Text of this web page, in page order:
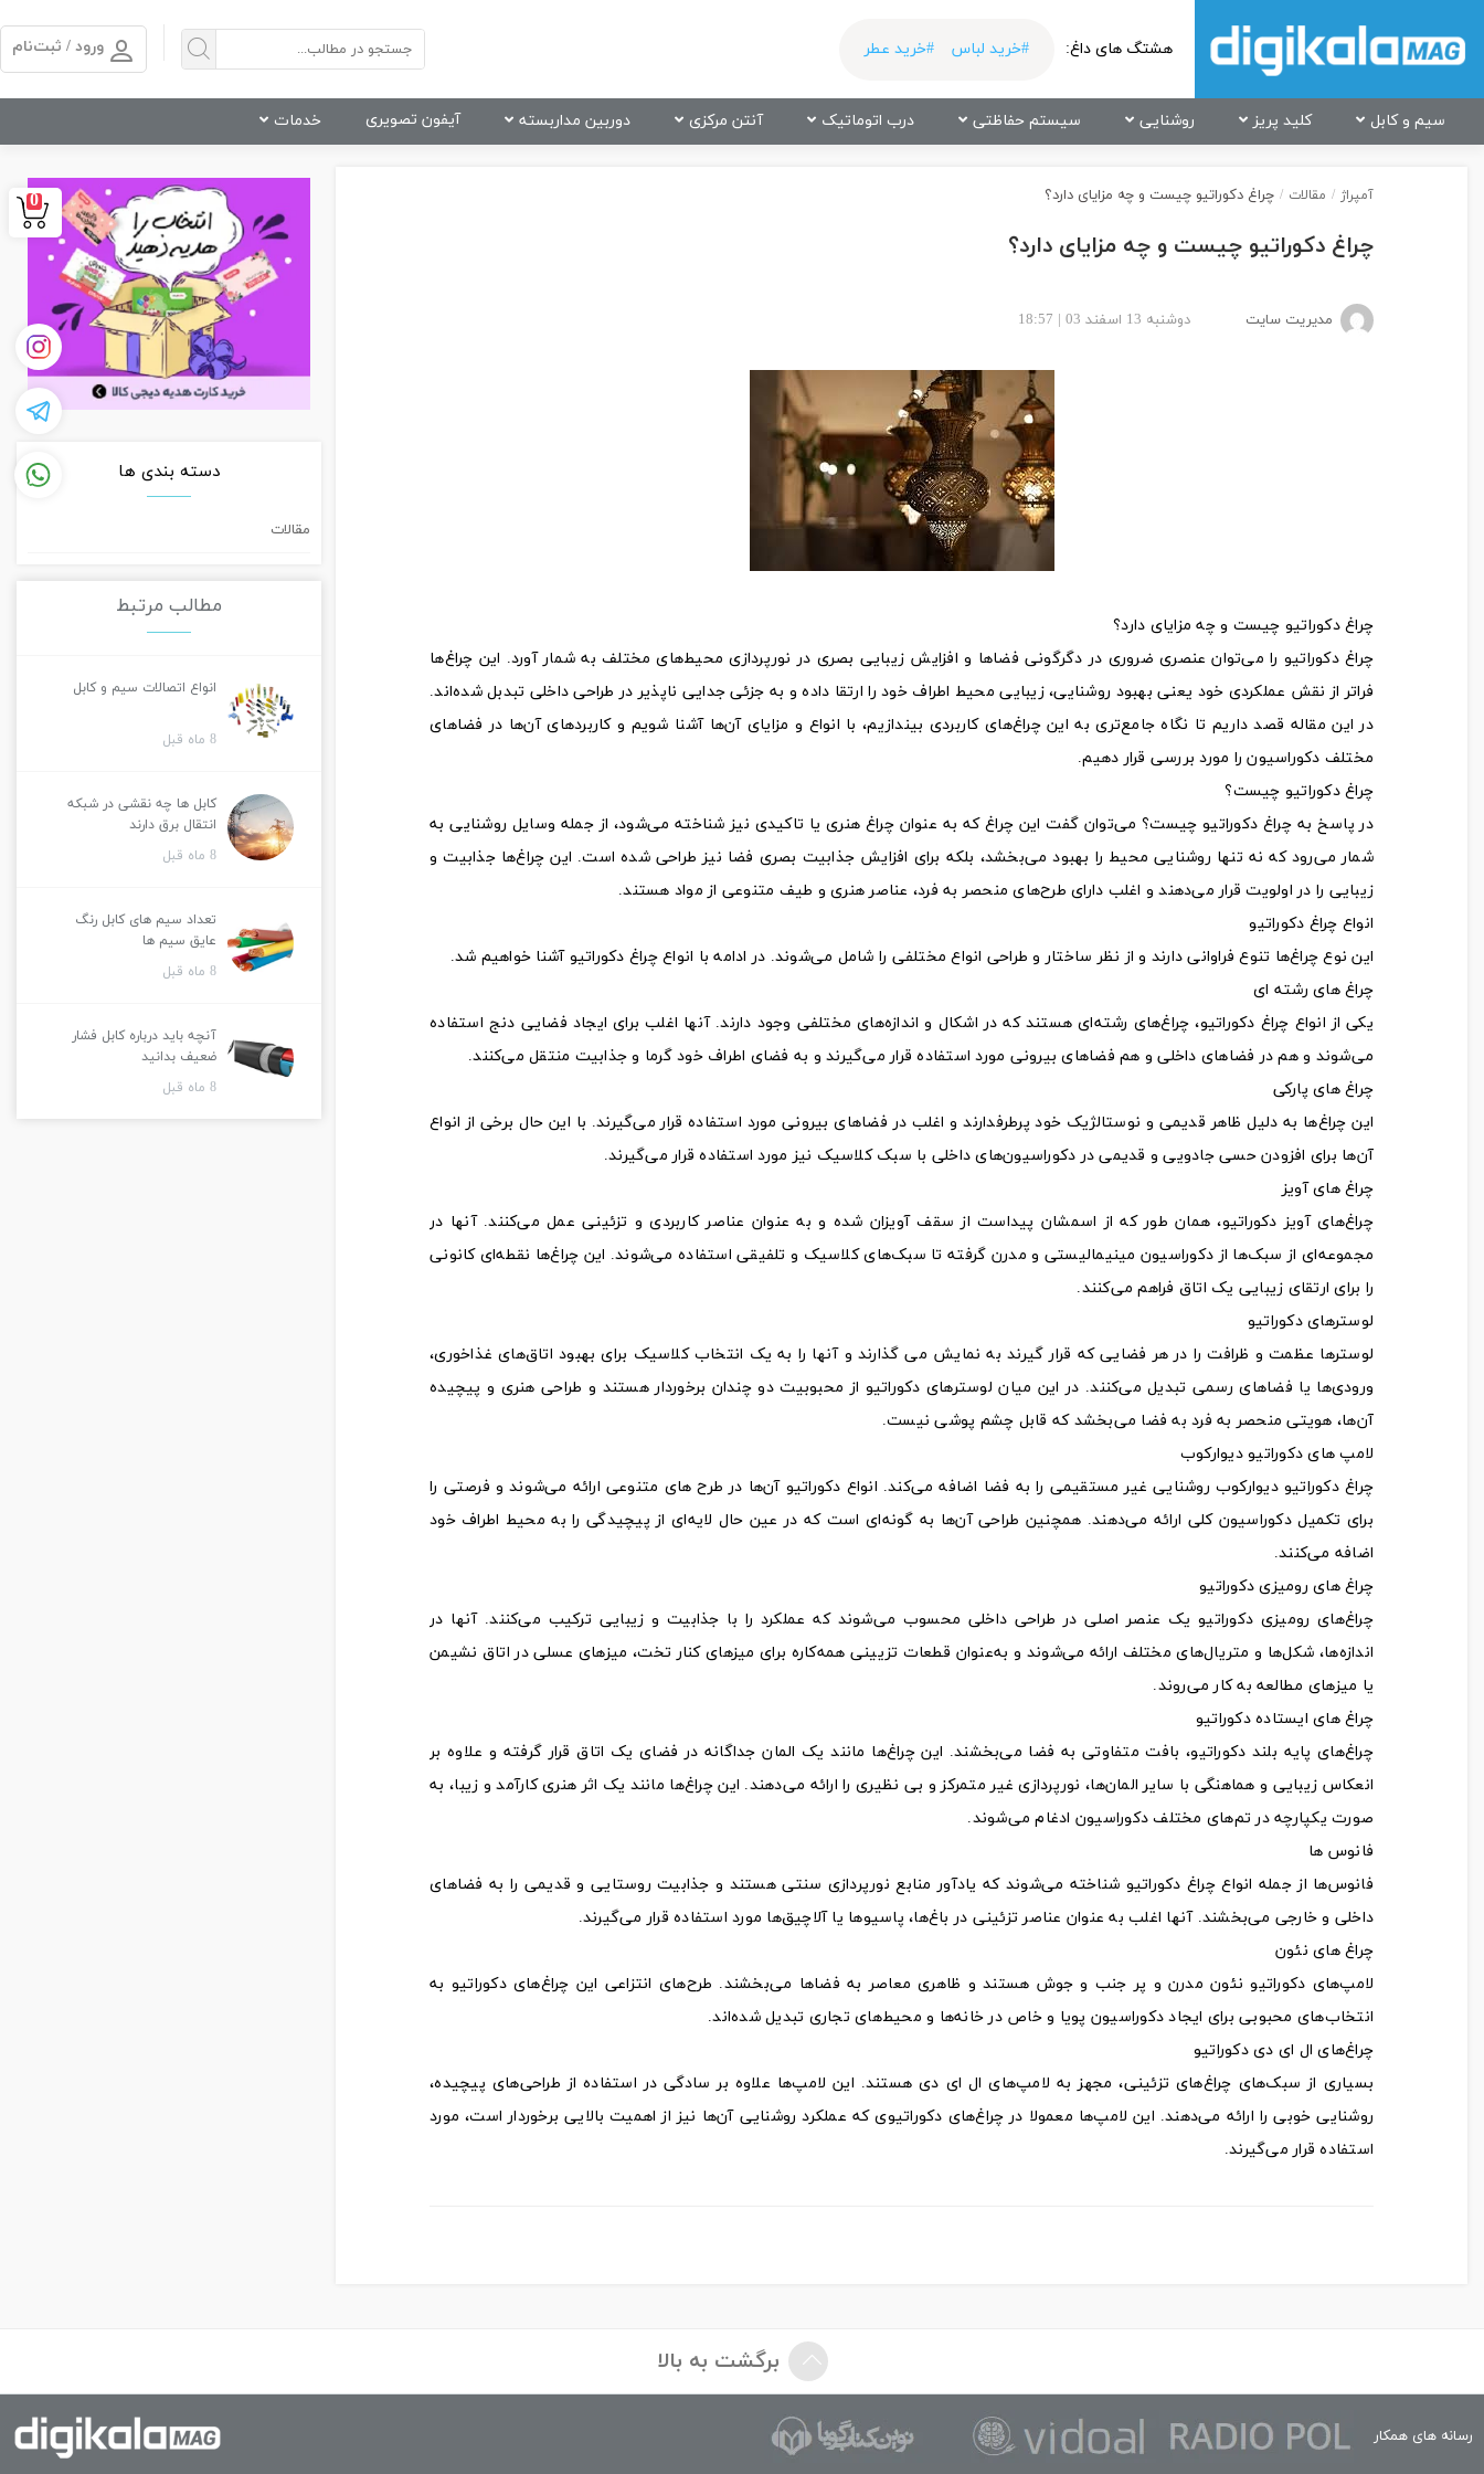
هشتگ های داغ: #خرید لباس #خرید عطر ورود / ثبت‌نام
سیم و کابل کلید پریز روشنایی سیستم حفاظتی درب اتوماتیک آنتن مرکزی دوربین مداربسته آیفون تصویری خدمات
آمپراژ / مقالات / چراغ دکوراتیو چیست و چه مزایای دارد؟
چراغ دکوراتیو چیست و چه مزایای دارد؟
مدیریت سایت دوشنبه 13 اسفند 03 | 18:57
چراغ دکوراتیو چیست و چه مزایای دارد؟
چراغ دکوراتیو را می‌توان عنصری ضروری در دگرگونی فضاها و افزایش زیبایی بصری در نورپردازی محیط‌های مختلف به شمار آورد. این چراغ‌ها
فراتر از نقش عملکردی خود یعنی بهبود روشنایی، زیبایی محیط اطراف خود را ارتقا داده و به جزئی جدایی ناپذیر در طراحی داخلی تبدبل شده‌اند.
در این مقاله قصد داریم تا نگاه جامع‌تری به این چراغ‌های کاربردی بیندازیم، با انواع و مزایای آن‌ها آشنا شویم و کاربردهای آن‌ها در فضاهای
مختلف دکوراسیون را مورد بررسی قرار دهیم.
چراغ دکوراتیو چیست؟
در پاسخ به چراغ دکوراتیو چیست؟ می‌توان گفت این چراغ که به عنوان چراغ هنری یا تاکیدی نیز شناخته می‌شود، از جمله وسایل روشنایی به
شمار می‌رود که نه تنها روشنایی محیط را بهبود می‌بخشد، بلکه برای افزایش جذابیت بصری فضا نیز طراحی شده است. این چراغ‌ها جذابیت و
زیبایی را در اولویت قرار می‌دهند و اغلب دارای طرح‌های منحصر به فرد، عناصر هنری و طیف متنوعی از مواد هستند.
انواع چراغ دکوراتیو
این نوع چراغ‌ها تنوع فراوانی دارند و از نظر ساختار و طراحی انواع مختلفی را شامل می‌شوند. در ادامه با انواع چراغ دکوراتیو آشنا خواهیم شد.
چراغ‌ های رشته ای
یکی از انواع چراغ دکوراتیو، چراغ‌های رشته‌ای هستند که در اشکال و اندازه‌های مختلفی وجود دارند. آنها اغلب برای ایجاد فضایی دنج استفاده
می‌شوند و هم در فضاهای داخلی و هم فضاهای بیرونی مورد استفاده قرار می‌گیرند و به فضای اطراف خود گرما و جذابیت منتقل می‌کنند.
چراغ‌ های پارکی
این چراغ‌ها به دلیل ظاهر قدیمی و نوستالژیک خود پرطرفدارند و اغلب در فضاهای بیرونی مورد استفاده قرار می‌گیرند. با این حال برخی از انواع
آن‌ها برای افزودن حسی جادویی و قدیمی در دکوراسیون‌های داخلی با سبک کلاسیک نیز مورد استفاده قرار می‌گیرند.
چراغ‌ های آویز
چراغ‌های آویز دکوراتیو، همان طور که از اسمشان پیداست از سقف آویزان شده و به عنوان عناصر کاربردی و تزئینی عمل می‌کنند. آنها در
مجموعه‌ای از سبک‌ها از دکوراسیون مینیمالیستی و مدرن گرفته تا سبک‌های کلاسیک و تلفیقی استفاده می‌شوند. این چراغ‌ها نقطه‌ای کانونی
را برای ارتقای زیبایی یک اتاق فراهم می‌کنند.
لوسترهای دکوراتیو
لوسترها عظمت و ظرافت را در هر فضایی که قرار گیرند به نمایش می گذارند و آنها را به یک انتخاب کلاسیک برای بهبود اتاق‌های غذاخوری،
ورودی‌ها یا فضاهای رسمی تبدیل می‌کنند. در این میان لوسترهای دکوراتیو از محبوبیت دو چندان برخوردار هستند و طراحی هنری و پیچیده
آن‌ها، هویتی منحصر به فرد به فضا می‌بخشد که قابل چشم پوشی نیست.
لامپ‌ های دکوراتیو دیوارکوب
چراغ دکوراتیو دیوارکوب روشنایی غیر مستقیمی را به فضا اضافه می‌کند. انواع دکوراتیو آن‌ها در طرح های متنوعی ارائه می‌شوند و فرصتی را
برای تکمیل دکوراسیون کلی ارائه می‌دهند. همچنین طراحی آن‌ها به گونه‌ای است که در عین حال لایه‌ای از پیچیدگی را به محیط اطراف خود
اضافه می‌کنند.
چراغ‌ های رومیزی دکوراتیو
چراغ‌های رومیزی دکوراتیو یک عنصر اصلی در طراحی داخلی محسوب می‌شوند که عملکرد را با جذابیت و زیبایی ترکیب می‌کنند. آنها در
اندازه‌ها، شکل‌ها و متریال‌های مختلف ارائه می‌شوند و به‌عنوان قطعات تزیینی همه‌کاره برای میزهای کنار تخت، میزهای عسلی در اتاق نشیمن
یا میزهای مطالعه به کار می‌روند.
چراغ‌ های ایستاده دکوراتیو
چراغ‌های پایه بلند دکوراتیو، بافت متفاوتی به فضا می‌بخشند. این چراغ‌ها مانند یک المان جداگانه در فضای یک اتاق قرار گرفته و علاوه بر
انعکاس زیبایی و هماهنگی با سایر المان‌ها، نورپردازی غیر متمرکز و بی نظیری را ارائه می‌دهند. این چراغ‌ها مانند یک اثر هنری کارآمد و زیبا، به
صورت یکپارچه در تم‌های مختلف دکوراسیون ادغام می‌شوند.
فانوس ها
فانوس‌ها از جمله انواع چراغ دکوراتیو شناخته می‌شوند که یادآور منابع نورپردازی سنتی هستند و جذابیت روستایی و قدیمی را به فضاهای
داخلی و خارجی می‌بخشند. آنها اغلب به عنوان عناصر تزئینی در باغ‌ها، پاسیوها یا آلاچیق‌ها مورد استفاده قرار می‌گیرند.
چراغ‌ های نئون
لامپ‌های دکوراتیو نئون مدرن و پر جنب و جوش هستند و ظاهری معاصر به فضاها می‌بخشند. طرح‌های انتزاعی این چراغ‌های دکوراتیو به
انتخاب‌های محبوبی برای ایجاد دکوراسیون پویا و خاص در خانه‌ها و محیط‌های تجاری تبدیل شده‌اند.
چراغ‌های ال ای دی دکوراتیو
بسیاری از سبک‌های چراغ‌های تزئینی، مجهز به لامپ‌های ال ای دی هستند. این لامپ‌ها علاوه بر سادگی در استفاده از طراحی‌های پیچیده،
روشنایی خوبی را ارائه می‌دهند. این لامپ‌ها معمولا در چراغ‌های دکوراتیوی که عملکرد روشنایی آن‌ها نیز از اهمیت بالایی برخوردار است، مورد
استفاده قرار می‌گیرند.
دسته بندی ها
مقالات
مطالب مرتبط
انواع اتصالات سیم و کابل
8 ماه قبل
کابل ها چه نقشی در شبکه
انتقال برق دارند
8 ماه قبل
تعداد سیم های کابل رنگ
عایق سیم ها
8 ماه قبل
آنچه باید درباره کابل فشار
ضعیف بدانید
8 ماه قبل
برگشت به بالا
رسانه های همکار
0